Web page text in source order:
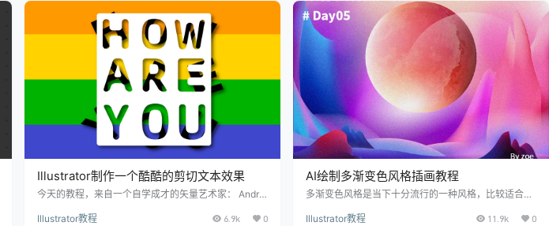
Illustrator制作一个酷酷的剪切文本效果
今天的教程，来自一个自学成才的矢量艺术家： Andrei
何设置简单的网格，使用使用简单的矩形和变换效果。
Illustrator教程 6.9k 0
AI绘制多渐变色风格插画教程
多渐变色风格是当下十分流行的一种风格，比较适合运
不太容易上手，对于设计者的基本功要求比较高。下面
Illustrator教程 11.9k 0